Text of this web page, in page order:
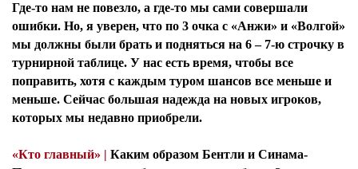
Где-то нам не повезло, а где-то мы сами совершали
ошибки. Но, я уверен, что по 3 очка с «Анжи» и «Волгой»
мы должны были брать и подняться на 6 – 7-ю строчку в
турнирной таблице. У нас есть время, чтобы все
поправить, хотя с каждым туром шансов все меньше и
меньше. Сейчас большая надежда на новых игроков,
которых мы недавно приобрели.
«Кто главный» | Каким образом Бентли и Синама-